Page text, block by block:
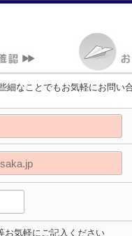
細なことでもお気軽にお問い
お気軽にご記入ください